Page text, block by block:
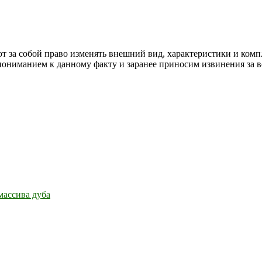
за собой право изменять внешний вид, характеристики и
к данному факту и заранее приносим извинения
дуба